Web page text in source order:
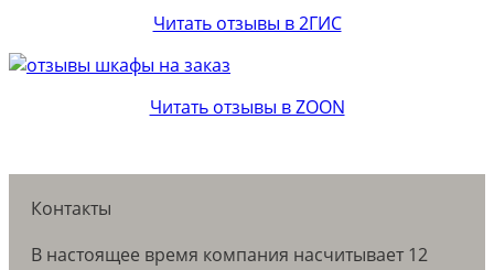
Читать отзывы в 2ГИС
Читать отзывы в ZOON
Контакты
В настоящее время компания насчитывает 12